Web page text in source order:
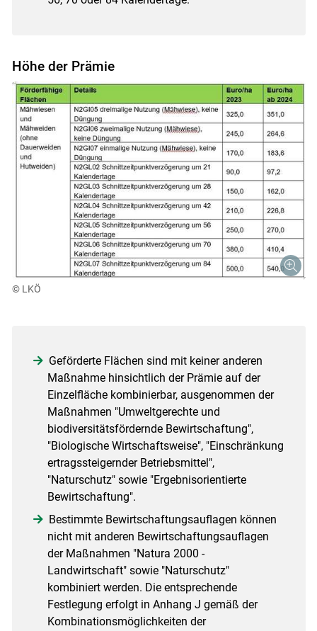
Skip to main content
Höhe der Prämie
© LKÖ
Geförderte Flächen sind mit keiner anderen
Maßnahme hinsichtlich der Prämie auf der
Einzelfläche kombinierbar, ausgenommen der
Maßnahmen "Umweltgerechte und
biodiversitätsfördernde Bewirtschaftung",
"Biologische Wirtschaftsweise", "Einschränkung
ertragssteigernder Betriebsmittel",
"Naturschutz" sowie "Ergebnisorientierte
Bewirtschaftung".
Bestimmte Bewirtschaftungsauflagen können
nicht mit anderen Bewirtschaftungsauflagen
der Maßnahmen "Natura 2000 -
Landwirtschaft" sowie "Naturschutz"
kombiniert werden. Die entsprechende
Festlegung erfolgt in Anhang J gemäß der
Kombinationsmöglichkeiten der